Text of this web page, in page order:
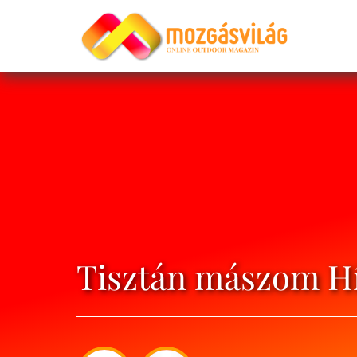
Tisztán mászom